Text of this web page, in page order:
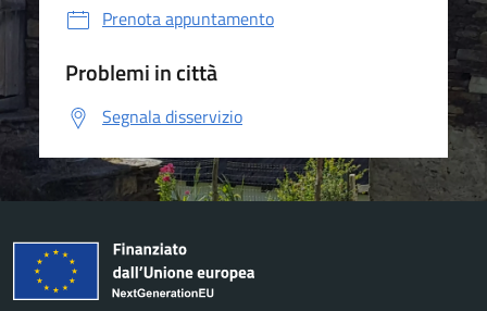
Prenota appuntamento
Problemi in città
Segnala disservizio